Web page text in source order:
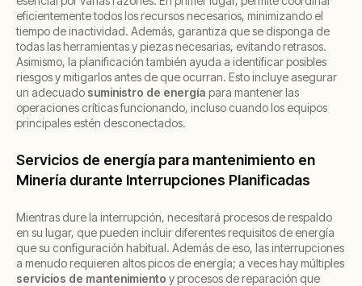
eficientemente todos los recursos necesarios, minimizando el
tiempo de inactividad. Además, garantiza que se disponga de
todas las herramientas y piezas necesarias, evitando retrasos.
Asimismo, la planificación también ayuda a identificar posibles
riesgos y mitigarlos antes de que ocurran. Esto incluye asegurar
un adecuado suministro de energía para mantener las
operaciones críticas funcionando, incluso cuando los equipos
principales estén desconectados.
Servicios de energía para mantenimiento en
Minería durante Interrupciones Planificadas
Mientras dure la interrupción, necesitará procesos de respaldo
en su lugar, que pueden incluir diferentes requisitos de energía
que su configuración habitual. Además de eso, las interrupciones
a menudo requieren altos picos de energía; a veces hay múltiples
servicios de mantenimiento y procesos de reparación que